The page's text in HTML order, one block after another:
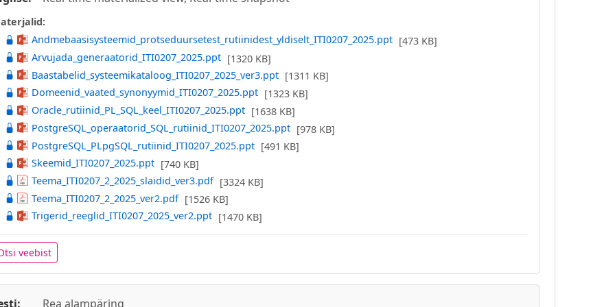
Andmebaasisysteemid_protseduursetest_rutiinidest_yldiselt_ITI0207_2025.ppt [473 KB]
Arvujada_generaatorid_ITI0207_2025.ppt [1320 KB]
Baastabelid_systeemikataloog_ITI0207_2025_ver3.ppt [1311 KB]
Domeenid_vaated_synonyymid_ITI0207_2025.ppt [1323 KB]
Oracle_rutiinid_PL_SQL_keel_ITI0207_2025.ppt [1638 KB]
PostgreSQL_operaatorid_SQL_rutiinid_ITI0207_2025.ppt [978 KB]
PostgreSQL_PLpgSQL_rutiinid_ITI0207_2025.ppt [491 KB]
Skeemid_ITI0207_2025.ppt [740 KB]
Teema_ITI0207_2_2025_slaidid_ver3.pdf [3324 KB]
Teema_ITI0207_2_2025_ver2.pdf [1526 KB]
Trigerid_reeglid_ITI0207_2025_ver2.ppt [1470 KB]
veebist
Rea alampäring